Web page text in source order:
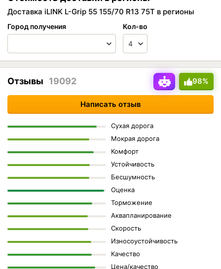
Доставка iLINK L-Grip 55 155/70 R13 75T в регионы
Город получения Кол-во
98%
Отзывы 19092
Написать отзыв
Сухая дорога
Мокрая дорога
Комфорт
Устойчивость
Бесшумность
Оценка
Торможение
Аквапланирование
Скорость
Износоустойчивость
Качество
Цена/качество